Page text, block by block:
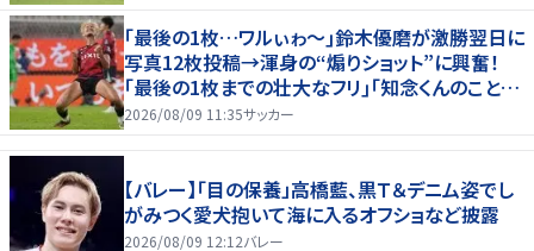
｢最後の1枚…ワルぃゎ〜｣鈴木優磨が激勝翌日に
写真12枚投稿→渾身の“煽りショット”に興奮！
｢最後の1枚までの壮大なフリ｣｢知念くんのことど
んだけ好きなんよｗ｣
2026/08/09 11:35サッカー
【バレー】「目の保養」高橋藍、黒Ｔ＆デニム姿でし
がみつく愛犬抱いて海に入るオフショなど披露
2026/08/09 12:12バレー